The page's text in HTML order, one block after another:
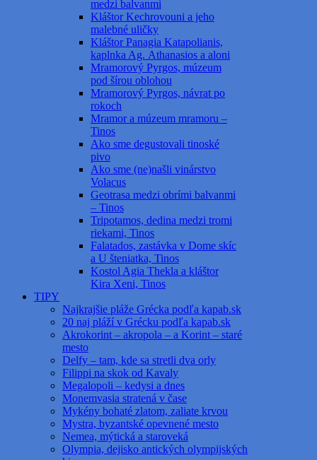
medzi balvanmi
Kláštor Kechrovouni a jeho
malebné uličky
Kláštor Panagia Katapolianis,
kaplnka Ag. Athanasios a aloni
Mramorový Pyrgos, múzeum
pod šírou oblohou
Mramorový Pyrgos, návrat po
rokoch
Mramor a múzeum mramoru –
Tinos
Ako sme degustovali tinoské
pivo
Ako sme (ne)našli vinárstvo
Volacus
Geotrasa medzi obrími balvanmi
– Tinos
Tripotamos, dedina medzi tromi
riekami, Tinos
Falatados, zastávka v Dome skíc
a U šteniatka, Tinos
Kostol Agia Thekla a kláštor
Kira Xeni, Tinos
TIPY
Najkrajšie pláže Grécka podľa kapab.sk
20 naj pláží v Grécku podľa kapab.sk
Akrokorint – akropola – a Korint – staré
mesto
Delfy – tam, kde sa stretli dva orly
Filippi na skok od Kavaly
Megalopoli – kedysi a dnes
Monemvasia stratená v čase
Mykény bohaté zlatom, zaliate krvou
Mystra, byzantské opevnené mesto
Nemea, mýtická a staroveká
Olympia, dejisko antických olympijských